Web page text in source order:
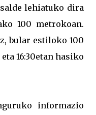
lehiatuko dira
100 metrokoan.
bular estiloko 100
16:30etan hasiko
informazio